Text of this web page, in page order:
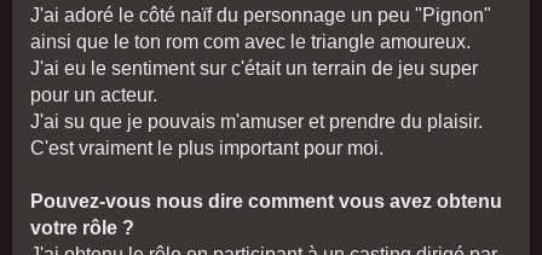
J'ai adoré le côté naïf du personnage un peu "Pignon"
ainsi que le ton rom com avec le triangle amoureux.
J'ai eu le sentiment sur c'était un terrain de jeu super
pour un acteur.
J'ai su que je pouvais m'amuser et prendre du plaisir.
C'est vraiment le plus important pour moi.
Pouvez-vous nous dire comment vous avez obtenu
votre rôle ?